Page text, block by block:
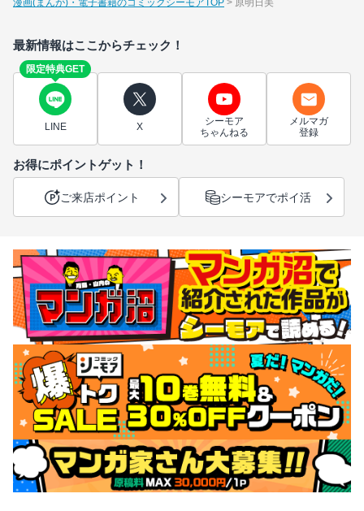
漫画(まんが)・電子書籍のコミックシーモアTOP 原明日美
最新情報はここからチェック！
限定特典GET
LINE X
シーモア
ちゃんねる
メルマガ
登録
お得にポイントゲット！
ご来店ポイント シーモアでポイ活